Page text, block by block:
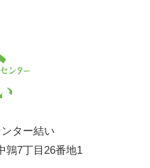
ター結い
鶉7丁目26番地1